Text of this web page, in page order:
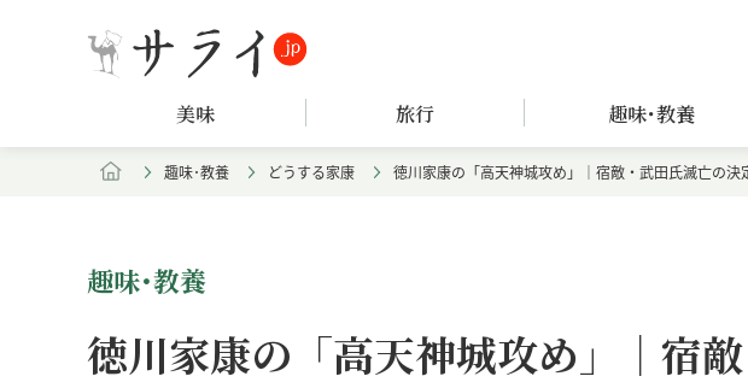
美味 旅行 趣味･教養
趣味･教養 どうする家康 徳川家康の「高天神城攻め」｜宿敵・武田氏滅亡の決
趣味･教養
徳川家康の「高天神城攻め」｜宿